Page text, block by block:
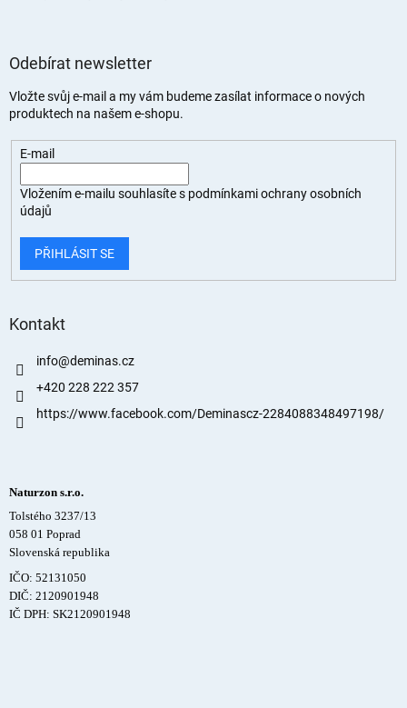
Odebírat newsletter
Vložte svůj e-mail a my vám budeme zasílat informace o nových
produktech na našem e-shopu.
E-mail
Vložením e-mailu souhlasíte s podmínkami ochrany osobních
údajů
PŘIHLÁSIT SE
Kontakt
info@deminas.cz
+420 228 222 357
https://www.facebook.com/Deminascz-2284088348497198/
Naturzon s.r.o.
Tolstého 3237/13
058 01 Poprad
Slovenská republika
IČO: 52131050
DIČ: 2120901948
IČ DPH: SK2120901948